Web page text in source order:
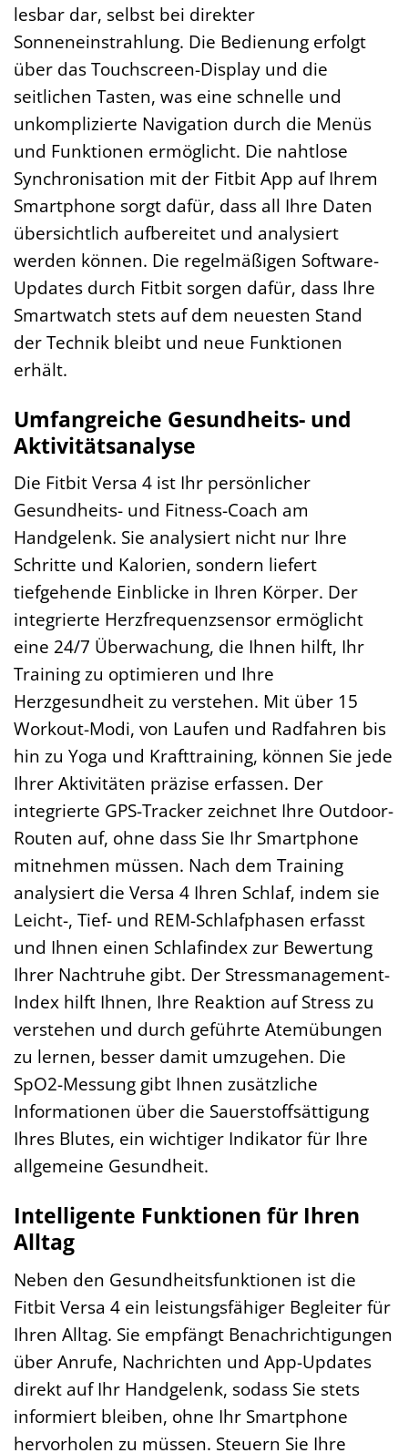
lesbar dar, selbst bei direkter
Sonneneinstrahlung. Die Bedienung erfolgt
über das Touchscreen-Display und die
seitlichen Tasten, was eine schnelle und
unkomplizierte Navigation durch die Menüs
und Funktionen ermöglicht. Die nahtlose
Synchronisation mit der Fitbit App auf Ihrem
Smartphone sorgt dafür, dass all Ihre Daten
übersichtlich aufbereitet und analysiert
werden können. Die regelmäßigen Software-
Updates durch Fitbit sorgen dafür, dass Ihre
Smartwatch stets auf dem neuesten Stand
der Technik bleibt und neue Funktionen
erhält.
Umfangreiche Gesundheits- und
Aktivitätsanalyse
Die Fitbit Versa 4 ist Ihr persönlicher
Gesundheits- und Fitness-Coach am
Handgelenk. Sie analysiert nicht nur Ihre
Schritte und Kalorien, sondern liefert
tiefgehende Einblicke in Ihren Körper. Der
integrierte Herzfrequenzsensor ermöglicht
eine 24/7 Überwachung, die Ihnen hilft, Ihr
Training zu optimieren und Ihre
Herzgesundheit zu verstehen. Mit über 15
Workout-Modi, von Laufen und Radfahren bis
hin zu Yoga und Krafttraining, können Sie jede
Ihrer Aktivitäten präzise erfassen. Der
integrierte GPS-Tracker zeichnet Ihre Outdoor-
Routen auf, ohne dass Sie Ihr Smartphone
mitnehmen müssen. Nach dem Training
analysiert die Versa 4 Ihren Schlaf, indem sie
Leicht-, Tief- und REM-Schlafphasen erfasst
und Ihnen einen Schlafindex zur Bewertung
Ihrer Nachtruhe gibt. Der Stressmanagement-
Index hilft Ihnen, Ihre Reaktion auf Stress zu
verstehen und durch geführte Atemübungen
zu lernen, besser damit umzugehen. Die
SpO2-Messung gibt Ihnen zusätzliche
Informationen über die Sauerstoffsättigung
Ihres Blutes, ein wichtiger Indikator für Ihre
allgemeine Gesundheit.
Intelligente Funktionen für Ihren
Alltag
Neben den Gesundheitsfunktionen ist die
Fitbit Versa 4 ein leistungsfähiger Begleiter für
Ihren Alltag. Sie empfängt Benachrichtigungen
über Anrufe, Nachrichten und App-Updates
direkt auf Ihr Handgelenk, sodass Sie stets
informiert bleiben, ohne Ihr Smartphone
hervorholen zu müssen. Steuern Sie Ihre